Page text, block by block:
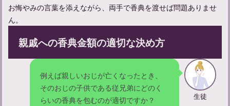
一周忌法要、身内だけの場合は何を着るの？服装マナーを解説
【一周忌】服装の選び方ガイド：ふさわしい服装で参列しよう
お悔やみの言葉を添えながら、両手で香典を渡せば問題ありませ
ん。
親戚への香典金額の適切な決め方
例えば親しいおじが亡くなったとき、
そのおじの子供である従兄弟にどのく
らいの香典を包むのが適切ですか？
生徒